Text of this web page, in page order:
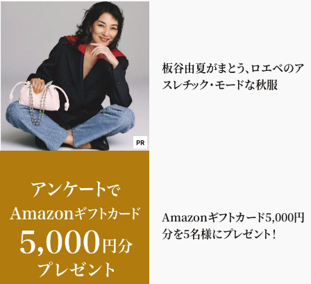
PR
板谷由夏がまとう、ロエベのア
スレチック・モードな秋服
Amazonギフトカード5,000円
分を5名様にプレゼント！